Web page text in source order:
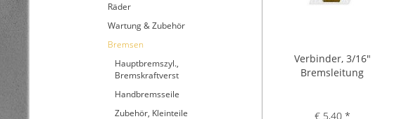
Räder
Wartung & Zubehör
Bremsen
Hauptbremszyl.,
Bremskraftverst
Handbremsseile
Zubehör, Kleinteile
Verbinder, 3/16"
Bremsleitung
€ 5,40 *